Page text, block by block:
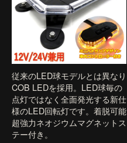
従来のLED球モデルとは異なり
COB LEDを採用。LED球毎の
点灯ではなく全面発光する新仕
様のLED回転灯です。着脱可能
超強力ネオジウムマグネットス
テー付き。